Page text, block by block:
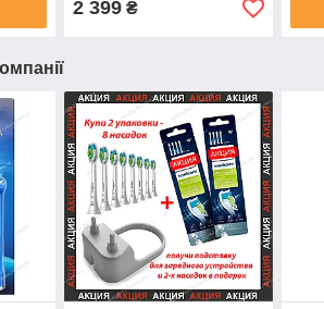
2 399₴